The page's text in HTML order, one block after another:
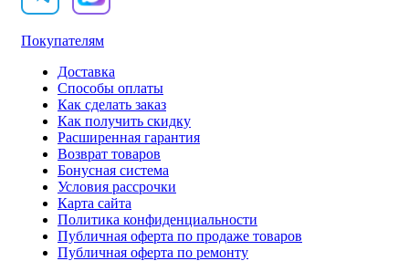
Покупателям
Доставка
Способы оплаты
Как сделать заказ
Как получить скидку
Расширенная гарантия
Возврат товаров
Бонусная система
Условия рассрочки
Карта сайта
Политика конфиденциальности
Публичная оферта по продаже товаров
Публичная оферта по ремонту